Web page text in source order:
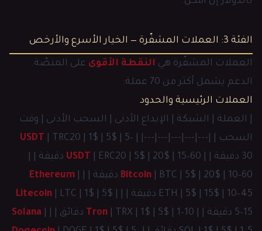
الفئة 3: العملات المشفّرة — الخيار الأسرع والأرخص
العملات المشفّرة هي النقطة الأقوى على المنصّة.
الدعم يشمل أكثر من 70 عملة:
العملات الرئيسية والحدود
| العملة | الشبكة | الإيداع الأدنى | السحب الأدنى | وقت
السحب | |---|---|---|---|---| |
USDT
| TRC20 | 1$ | 5$ | 5–
30 دقيقة | |
USDT
| ERC20 | 5$ | 20$ | 15–60 دقيقة | |
Bitcoin | BTC | 5$ | 20$ | 10–60 دقيقة | | Ethereum
ETH | 5$ | 15$ | 10–45 دقيقة | |
Litecoin | LTC | 1$ | 5$ |
5–15 دقيقة | |
Tron | TRX | 1$ | 5$ | 1–10 دقائق | | Solana